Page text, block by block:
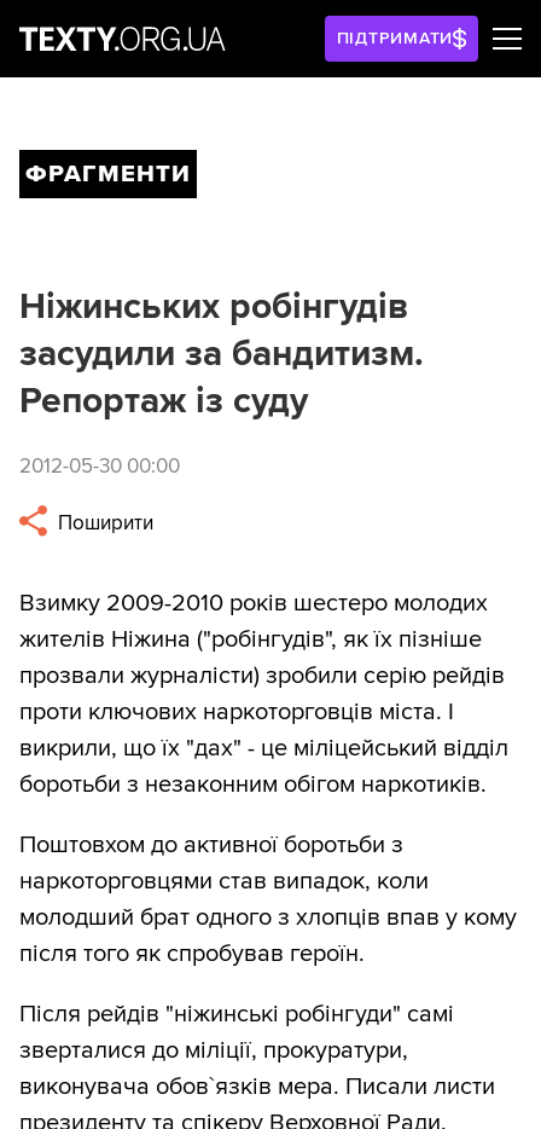
ПІДТРИМАТИ
ФРАГМЕНТИ
Ніжинських робінгудів
засудили за бандитизм.
Репортаж із суду
2012-05-30 00:00
Поширити
Взимку 2009-2010 років шестеро молодих
жителів Ніжина ("робінгудів", як їх пізніше
прозвали журналісти) зробили серію рейдів
проти ключових наркоторговців міста. І
викрили, що їх "дах" - це міліцейський відділ
боротьби з незаконним обігом наркотиків.
Поштовхом до активної боротьби з
наркоторговцями став випадок, коли
молодший брат одного з хлопців впав у кому
після того як спробував героїн.
Після рейдів "ніжинські робінгуди" самі
зверталися до міліції, прокуратури,
виконувача обов`язків мера. Писали листи